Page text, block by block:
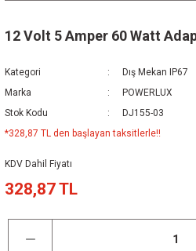
12 Volt 5 Amper 60 Watt
Kategori
Dış Mekan IP67
Marka
POWERLUX
Stok Kodu
DJ155-03
*328,87 TL den başlayan taksitlerle!!
KDV Dahil Fiyatı
328,87 TL